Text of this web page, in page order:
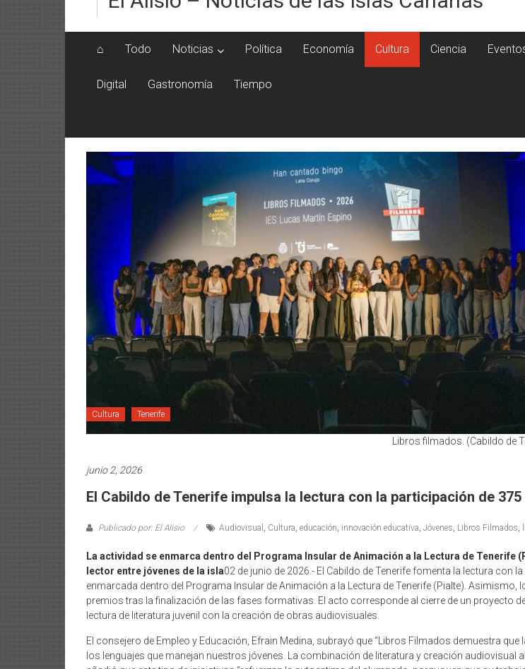
⌂ Todo Noticias Política Economía Cultura Ciencia
Digital Gastronomía Tiempo
Cultura Tenerife
Libros filmados. (Cabildo de
junio 2, 2026
El Cabildo de Tenerife impulsa la lectura con la participación de
Publicado por: El Alisio Audiovisual , Cultura, educación, innovación educativa, Jóvenes, Libros Filmados,
La actividad se enmarca dentro del Programa Insular de Animación a la Lectura de
lector entre jóvenes de la isla02 de junio de 2026.- El Cabildo de Tenerife fomenta la lectura con
enmarcada dentro del Programa Insular de Animación a la Lectura de Tenerife (Pialte).
premios tras la finalización de las fases formativas. El acto corresponde al cierre de un proyecto
lectura de literatura juvenil con la creación de obras audiovisuales.
El consejero de Empleo y Educación, Efrain Medina, subrayó que “Libros Filmados demuestra
los lenguajes que manejan nuestros jóvenes. La combinación de literatura y creación audiovisual